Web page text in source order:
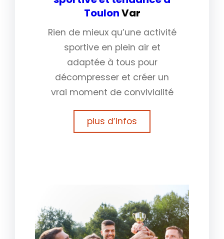
ToulonVar
Rien de mieux qu’une activité
sportive en plein air et
adaptée à tous pour
décompresser et créer un
vrai moment de convivialité
plus d’infos